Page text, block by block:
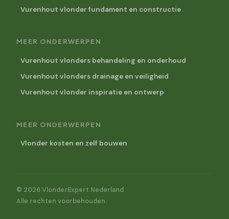
Vurenhout vlonder fundament en constructie
MEER ONDERWERPEN
Vurenhout vlonders behandeling en onderhoud
Vurenhout vlonders drainage en veiligheid
Vurenhout vlonder inspiratie en ontwerp
MEER ONDERWERPEN
Vlonder kosten en zelf bouwen
© 2026 VlonderExpert Nederland
Alle rechten voorbehouden.